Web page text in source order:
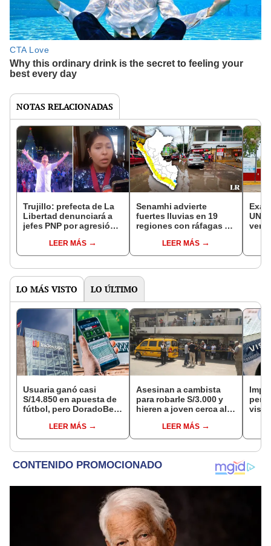
NOTAS RELACIONADAS
Trujillo: prefecta de La
Libertad denunciará a
jefes PNP por agresión y
LEER MÁS
Senamhi advierte
fuertes lluvias en 19
regiones con ráfagas de
LEER MÁS
ver
LO MÁS VISTO LO ÚLTIMO
Usuaria ganó casi
S/14.850 en apuesta de
fútbol, pero DoradoBet
Indecopi multó a la
empresa con más de S/
LEER MÁS
Asesinan a cambista
para robarle S/3.000 y
hieren a joven cerca al
CercadoLEER MÁS